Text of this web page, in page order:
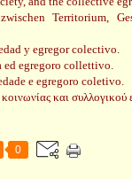
Territorium,
y egregor colectivo.
ed egregoro collettivo.
e egregoro coletivo.
και συλλογικού
0